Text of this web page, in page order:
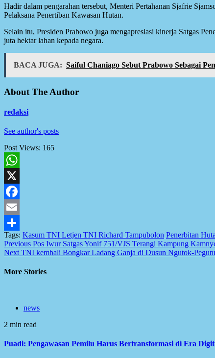
Hadir dalam pengarahan tersebut, Menteri Pertahanan Sjafrie
Pelaksana Penertiban Kawasan Hutan.
Selain itu, Presiden Prabowo juga mengapresiasi kinerja Satgas
juta hektar lahan kepada negara.
BACA JUGA: Saiful Chaniago Sebut Prabowo Sebagai
About The Author
redaksi
See author's posts
Post Views: 165
WhatsApp
X
Facebook
Email
Share
Tags: Kasum TNI Letjen TNI Richard Tampubolon Penerbitan
Post
navigation
Previous Pos Iwur Satgas Yonif 751/VJS Terangi Kampung
Next TNI kembali Bongkar Ladang Ganja di Dusun Ngutok-
More Stories
news
2 min read
Puadi: Pengawasan Pemilu Harus Bertransformasi di Era